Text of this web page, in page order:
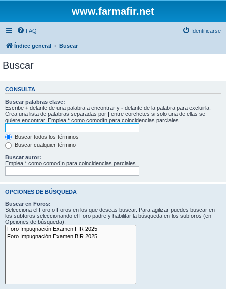
www.farmafir.net
FAQ Identificarse
Índice general Buscar
Buscar
CONSULTA
Buscar palabras clave:
Escribe + delante de una palabra a encontrar y - delante de la palabra para excluirla.
Crea una lista de palabras separadas por | entre corchetes si solo una de ellas se
quiere encontrar. Emplea * como comodín para coincidencias parciales.
Buscar todos los términos
Buscar cualquier término
Buscar autor:
Emplea * como comodín para coincidencias parciales.
OPCIONES DE BÚSQUEDA
Buscar en Foros:
Selecciona el Foro o Foros en los que deseas buscar. Para agilizar puedes buscar en
los subforos seleccionando el Foro padre y habilitar la búsqueda en los subforos (en
Opciones de búsqueda).